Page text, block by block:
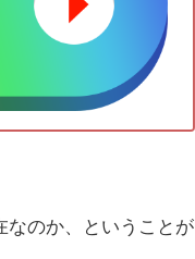
なのか、ということが